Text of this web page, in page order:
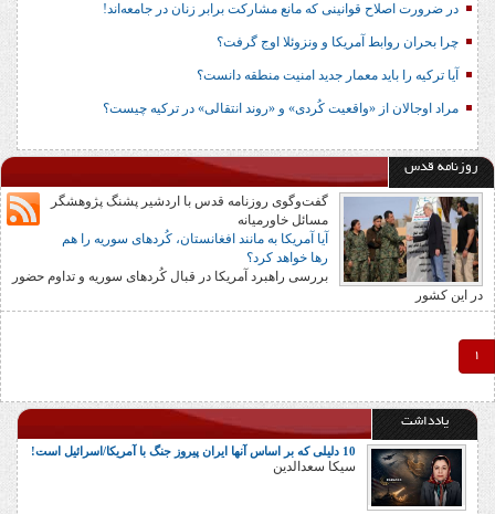
در ضرورت اصلاح قوانینی که مانع مشارکت برابر زنان در جامعه‌اند!
چرا بحران روابط آمریکا و ونزوئلا اوج گرفت؟
آیا ترکیه را باید معمار جدید امنیت منطقه دانست؟
مراد اوجالان از «واقعیت کُردی» و «روند انتقالی» در ترکیه چیست؟
روزنامه قدس
گفت‌وگوی روزنامه قدس با اردشیر پشنگ پژوهشگر
مسائل خاورمیانه
آیا آمریکا به مانند افغانستان، کُردهای سوریه را هم
رها خواهد کرد؟
بررسی راهبرد آمریکا در قبال کُردهای سوریه و تداوم حضور
در این کشور
1
یادداشت
10 دلیلی که بر اساس آنها ایران پیروز جنگ با آمریکا/اسرائیل است!
سیکا سعدالدین